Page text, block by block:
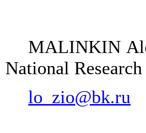
MALINKIN
National
lo_zio@bk.ru